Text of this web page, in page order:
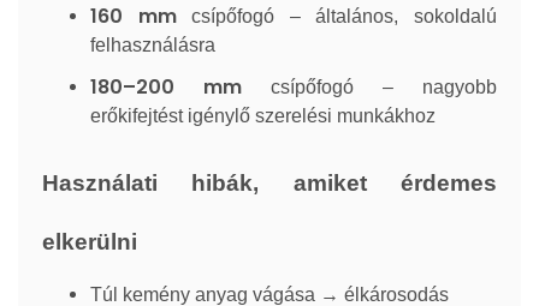
160 mmcsípőfogó – általános, sokoldalú
felhasználásra
180–200 mm csípőfogó – nagyobb
erőkifejtést igénylő szerelési munkákhoz
Használati hibák, amiket érdemes
elkerülni
Túl kemény anyag vágása → élkárosodás